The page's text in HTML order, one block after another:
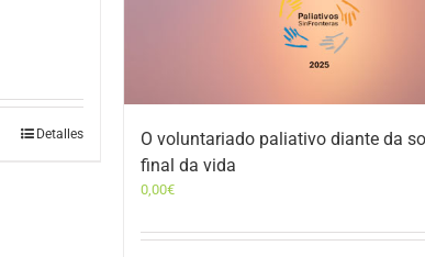
Detalles
O voluntariado paliativo diante da
final da vida
0,00€